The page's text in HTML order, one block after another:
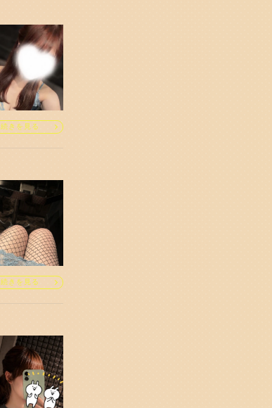
続きを見る
続きを見る